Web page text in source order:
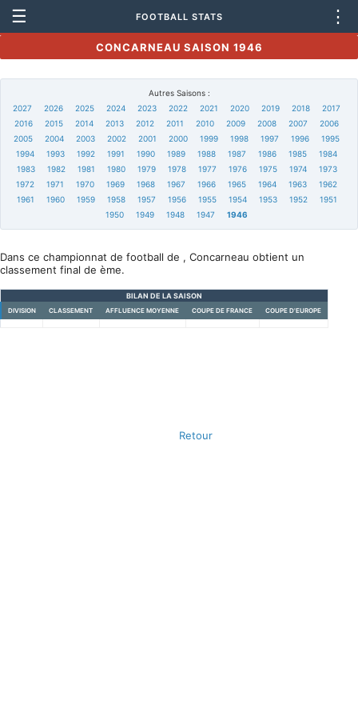
☰ FOOTBALL STATS ⋮
CONCARNEAU SAISON 1946
Autres Saisons :
2027
2026 2025 2024 2023 2022 2021 2020 2019 2018
2017
2016
2015 2014 2013 2012 2011 2010 2009 2008 2007
2006
2005
2004 2003 2002 2001 2000 1999 1998 1997 1996
1995
1994
1993 1992 1991 1990 1989 1988 1987 1986 1985
1984
1983
1982 1981 1980 1979 1978 1977 1976 1975 1974
1973
1972
1971 1970 1969 1968 1967 1966 1965 1964 1963
1962
1961
1960 1959 1958 1957 1956 1955 1954 1953 1952
1951
1950
1949 1948 1947 1946
Dans ce championnat de football de , Concarneau obtient un
classement final de ème.
BILAN DE LA SAISON
DIVISION CLASSEMENT AFFLUENCE MOYENNE COUPE DE FRANCE COUPE D'EUROPE
Retour